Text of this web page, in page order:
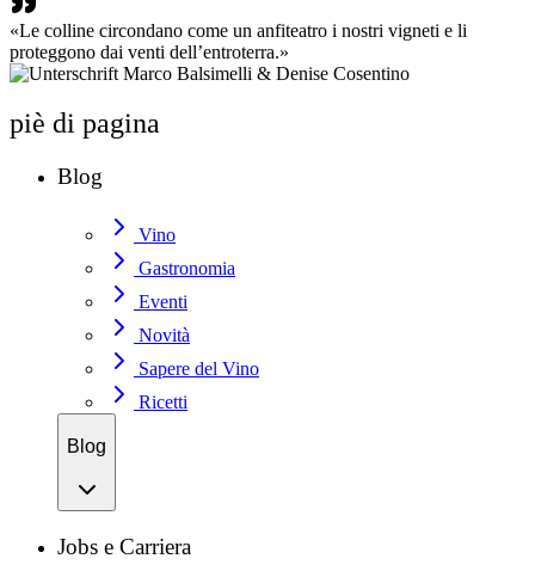
«Le colline circondano come un anfiteatro i nostri vigneti e li
proteggono dai venti dell’entroterra.»
piè di pagina
Blog
Vino
Gastronomia
Eventi
Novità
Sapere del Vino
Ricetti
Blog
Jobs e Carriera